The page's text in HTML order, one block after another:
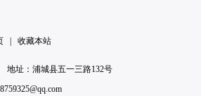
收藏本站
地址：浦城县五一三路132号